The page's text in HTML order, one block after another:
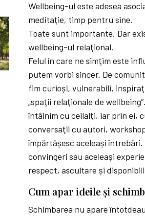
Wellbeing-ul este adesea
meditaţie, timp pentru sine.
Toate sunt importante. Dar
wellbeing-ul relaţional.
Felul în care ne simţim este
putem vorbi sincer. De
fim curioși, vulnerabili,
„spaţii relaţionale de
întâlnim cu ceilalţi, iar prin ei,
conversaţii cu autori,
împărtășesc aceleași
convingeri sau aceleași
respect, ascultare și
Cum apar ideile și
Schimbarea nu apare